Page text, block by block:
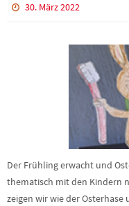
30. März 2022
Der Frühling erwacht und
thematisch mit den Kindern
zeigen wir wie der